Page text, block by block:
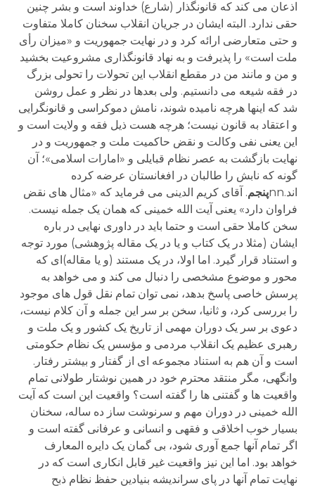
اذعان می کند که قانونگذار (شارع) خداوند است و بشر چنین
حقی ندارد. البته ایشان در جریان انقلاب سخنان کاملا متفاوت
و حتی متعارضی ارائه کرد و در نهایت جمهوریت و «میزان رأی
ملت است» را پذیرفت و به نهاد قانونگذاری مشروعیت بخشید
و من و مانند من در مقطع انقلاب این تحولات را تحولی بزرگ
در فقه شیعه می دانستیم. ولی بعدها در نظر و عمل روشن
شد که اینها هرچه نامیده شوند، نامش دموکراسی و قانونگرایی
و اعتقاد به قانون نیست؛ هرچه هست ذیل فقه و ولایت است و
این یعنی نفی وکالت و نقض حاکمیت ملت و جمهوریت و در
نهایت بازگشت به عصر نظام قبایلی و «امارات اسلامی»؛ آن
گونه که نابش را طالبان در افغانستان عرضه کرده
اند.nn
پنجم. آقای کریم الدینی می فرماید که «مثال های نقض
فراوان دارد» یعنی آیت الله خمینی که همان یک جمله نیست.
سخن کاملا حقی است و حتما باید در داوری نهایی در باره
ایشان (مثلا در یک کتاب و یا در یک مقاله پژوهشی) مورد توجه
و استناد قرار گیرد. اما اولا، در یک مستند (و یا مقاله)ای که
محور و موضوع مشخصی را دنبال می کند و می خواهد به
پرسش خاصی پاسخ بدهد، نمی توان تمام نقل قول های موجود
را بررسی کرد، و ثانیا، سخن بر سر این جمله و آن کلام نیست،
دعوی بر سر یک دوران مهمی از تاریخ یک کشور و یک ملت و
رهبری عظیم یک انقلاب مردمی و مؤسس یک نظام حکومتی
است و آن هم به استناد مجموعه ای از گفتار و بیشتر رفتار.
وانگهی، مگر منتقد محترم خود در همین نوشتار طولانی تمام
واقعیت ها و گفتنی ها را گفته است؟ واقعیت این است که آیت
الله خمینی در دوران مهم و سرنوشت ساز ده ساله، سخنان
بسیار خوب اخلاقی و فقهی و انسانی و عرفانی گفته است و
اگر تمام آنها جمع آوری شود، بی گمان یک دایره المعارف
خواهد بود. اما این نیز واقعیت غیر قابل انکاری است که در
نهایت تمام آنها در پای سراندیشه بنیادین حفظ نظام ذبح